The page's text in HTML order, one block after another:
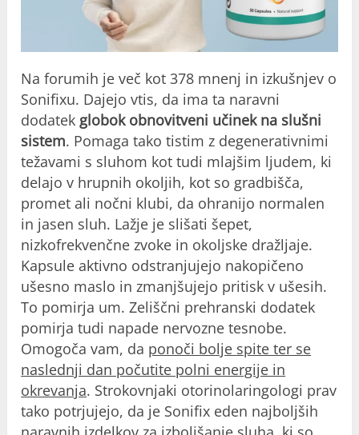
Na forumih je več kot 378 mnenj in izkušnjev o
Sonifixu. Dajejo vtis, da ima ta naravni
dodatekglobok obnovitveni učinek na slušni
sistem. Pomaga tako tistim z degenerativnimi
težavami s sluhom kot tudi mlajšim ljudem, ki
delajo v hrupnih okoljih, kot so gradbišča,
promet ali nočni klubi, da ohranijo normalen
in jasen sluh. Lažje je slišati šepet,
nizkofrekvenčne zvoke in okoljske dražljaje.
Kapsule aktivno odstranjujejo nakopičeno
ušesno maslo in zmanjšujejo pritisk v ušesih.
To pomirja um. Zeliščni prehranski dodatek
pomirja tudi napade nervozne tesnobe.
Omogoča vam, da ponoči bolje spite ter se
naslednji dan počutite polni energije in
okrevanja. Strokovnjaki otorinolaringologi prav
tako potrjujejo, da je Sonifix eden najboljših